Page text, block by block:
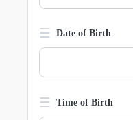
☰ Date of Birth
☰ Time of Birth